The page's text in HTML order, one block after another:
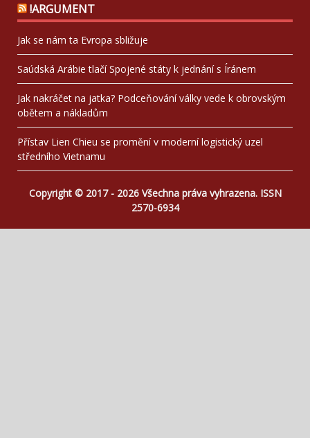
!ARGUMENT
Jak se nám ta Evropa sbližuje
Saúdská Arábie tlačí Spojené státy k jednání s Íránem
Jak nakráčet na jatka? Podceňování války vede k obrovským
obětem a nákladům
Přístav Lien Chieu se promění v moderní logistický uzel
středního Vietnamu
Copyright © 2017 - 2026 Všechna práva vyhrazena. ISSN
2570-6934